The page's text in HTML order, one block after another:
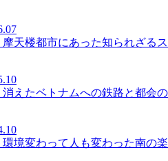
摩天楼都市にあった知られざる
消えたベトナムへの鉄路と都会
環境変わって人も変わった南の